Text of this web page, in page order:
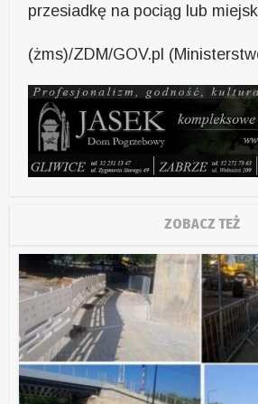
przesiadkę na pociąg lub
(żms)/ZDM/GOV.pl
ZOBACZ TEŻ